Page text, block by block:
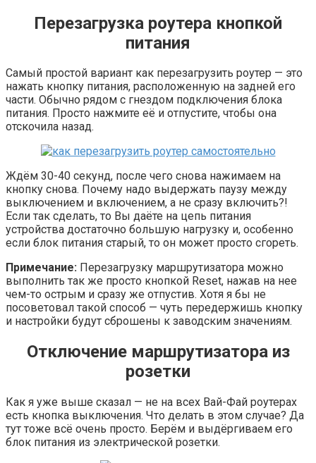
Перезагрузка роутера кнопкой
питания
Самый простой вариант как перезагрузить роутер — это
нажать кнопку питания, расположенную на задней его
части. Обычно рядом с гнездом подключения блока
питания. Просто нажмите её и отпустите, чтобы она
отскочила назад.
Ждём 30-40 секунд, после чего снова нажимаем на
кнопку снова. Почему надо выдержать паузу между
выключением и включением, а не сразу включить?!
Если так сделать, то Вы даёте на цепь питания
устройства достаточно большую нагрузку и, особенно
если блок питания старый, то он может просто сгореть.
Примечание: Перезагрузку маршрутизатора можно
выполнить так же просто кнопкой Reset, нажав на нее
чем-то острым и сразу же отпустив. Хотя я бы не
посоветовал такой способ — чуть передержишь кнопку
и настройки будут сброшены к заводским значениям.
Отключение маршрутизатора из
розетки
Как я уже выше сказал — не на всех Вай-Фай роутерах
есть кнопка выключения. Что делать в этом случае? Да
тут тоже всё очень просто. Берём и выдёргиваем его
блок питания из электрической розетки.